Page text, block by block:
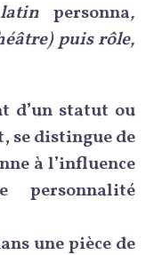
personna,
puis rôle,
d’un statut ou
se distingue de
à l’influence
personnalité
une pièce de